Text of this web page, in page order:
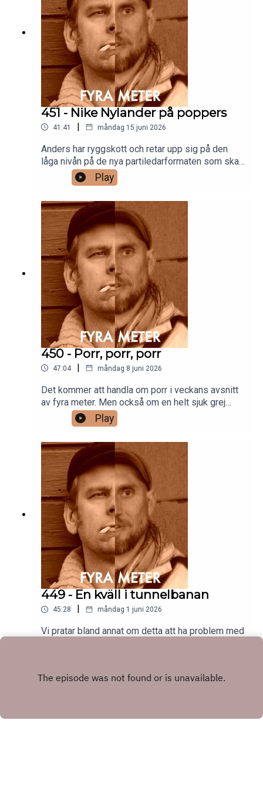
451 - Nike Nylander på poppers
41:41 | måndag 15 juni 2026
Anders har ryggskott och retar upp sig på den
låga nivån på de nya partiledarformaten som ska
rikta sig till yngre. Han drar sig också till minnes
en kille som är så dum i huvudet att vi blev
tvungna att beepa ut honom ur avsnittet pga risk
för vedergällning. Men kul blev det.Under
sommaren hör du en massa fina repriser av gamla
avsnitt och så hörs vi i mitten av augusti igen.Tills
dess: patreon.com/fyrameter
Play
450 - Porr, porr, porr
47:04 | måndag 8 juni 2026
Det kommer att handla om porr i veckans avsnitt
av fyra meter. Men också om en helt sjuk grej
som hände i ett avsnitt av Jeopardy. Allt
gott!Anders och Frittepatreon.com/fyrameter
Play
449 - En kväll i tunnelbanan
45:28 | måndag 1 juni 2026
Vi pratar bland annat om detta att ha problem med
Mycket nöje!A och Fps patreon.com/fyramter